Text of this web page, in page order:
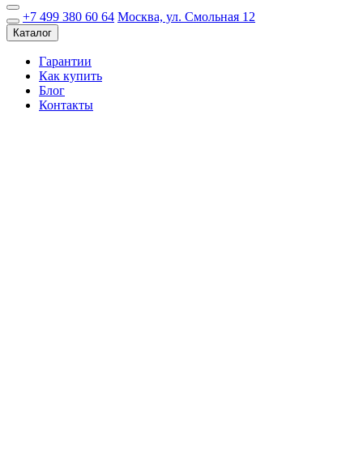
+7 499 380 60 64 Москва, ул. Смольная 12
Каталог
Гарантии
Как купить
Блог
Контакты